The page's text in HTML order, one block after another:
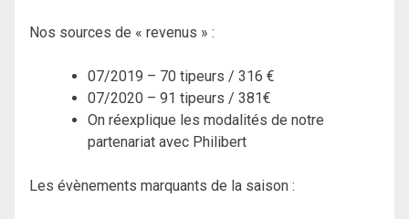
Nos sources de « revenus » :
07/2019 – 70 tipeurs / 316 €
07/2020 – 91 tipeurs / 381€
On réexplique les modalités de notre
partenariat avec Philibert
Les évènements marquants de la saison :